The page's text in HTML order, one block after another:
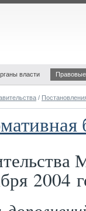
власти
/
2004